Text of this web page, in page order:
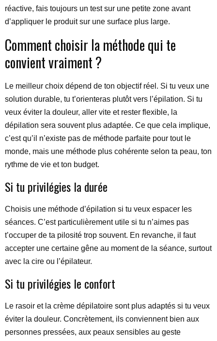
réactive, fais toujours un test sur une petite zone avant
d’appliquer le produit sur une surface plus large.
Comment choisir la méthode qui te
convient vraiment ?
Le meilleur choix dépend de ton objectif réel. Si tu veux une
solution durable, tu t’orienteras plutôt vers l’épilation. Si tu
veux éviter la douleur, aller vite et rester flexible, la
dépilation sera souvent plus adaptée. Ce que cela implique,
c’est qu’il n’existe pas de méthode parfaite pour tout le
monde, mais une méthode plus cohérente selon ta peau, ton
rythme de vie et ton budget.
Si tu privilégies la durée
Choisis une méthode d’épilation si tu veux espacer les
séances. C’est particulièrement utile si tu n’aimes pas
t’occuper de ta pilosité trop souvent. En revanche, il faut
accepter une certaine gêne au moment de la séance, surtout
avec la cire ou l’épilateur.
Si tu privilégies le confort
Le rasoir et la crème dépilatoire sont plus adaptés si tu veux
éviter la douleur. Concrètement, ils conviennent bien aux
personnes pressées, aux peaux sensibles au geste